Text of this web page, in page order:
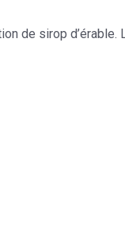
de sirop d’érable.